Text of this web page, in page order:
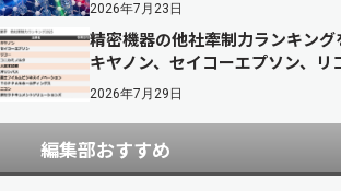
2026年7月23日
精密機器の他社牽制力ランキン
キヤノン、セイコーエプソン、リ
2026年7月29日
編集部おすすめ